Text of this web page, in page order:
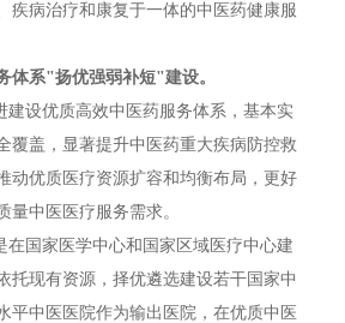
疾病治疗和康复于一体的中医药健康服
体系"扬优强弱补短"建设。
建设优质高效中医药服务体系，基本实
覆盖，显著提升中医药重大疾病防控救
动优质医疗资源扩容和均衡布局，更好
量中医医疗服务需求。
在国家医学中心和国家区域医疗中心建
托现有资源，择优遴选建设若干国家中
平中医医院作为输出医院，在优质中医